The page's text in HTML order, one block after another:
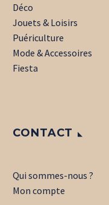
Déco
Jouets & Loisirs
Puériculture
Mode & Accessoires
Fiesta
CONTACT
Qui sommes-nous ?
Mon compte